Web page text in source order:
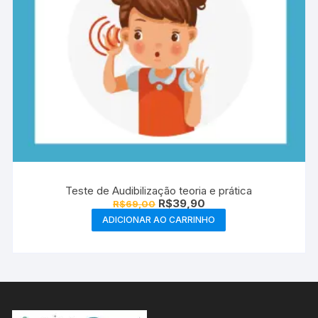
Teste de Audibilização teoria e prática
R$69,00 O
preço
original
era:
R$39,90O
preço
atual
é:
ADICIONAR AO CARRINHO